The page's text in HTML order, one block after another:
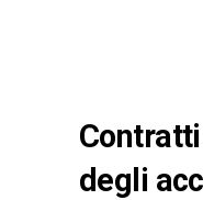
degli